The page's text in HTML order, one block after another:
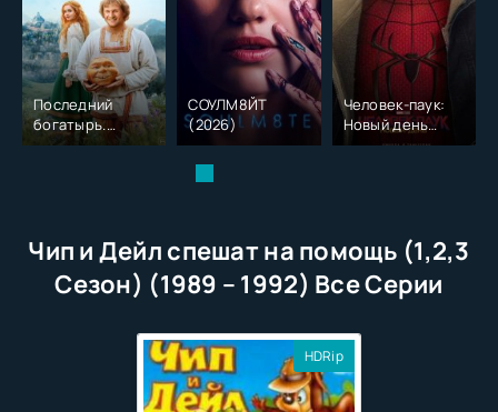
Последний
богатырь.
Колобок (2026)
СОУЛМ8ЙТ
(2026)
Человек-паук:
Новый день
(2026)
Чип и Дейл спешат на помощь (1,2,3
Сезон) (1989 – 1992) Все Серии
HDRip